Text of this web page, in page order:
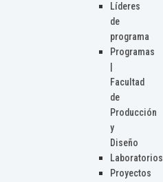
Líderes
de
programa
Programas
Facultad
de
Producción
y
Diseño
Laboratorios
Proyectos